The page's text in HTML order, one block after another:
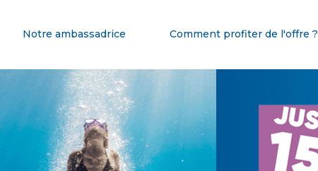
Comment profiter de l'offre ?
Notre ambassadrice